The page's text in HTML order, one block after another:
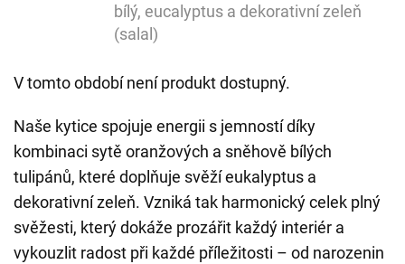
bílý, eucalyptus a dekorativní zeleň
(salal)
V tomto období není produkt dostupný.
Naše kytice spojuje energii s jemností díky
kombinaci sytě oranžových a sněhově bílých
tulipánů, které doplňuje svěží eukalyptus a
dekorativní zeleň. Vzniká tak harmonický celek plný
svěžesti, který dokáže prozářit každý interiér a
vykouzlit radost při každé příležitosti – od narozenin